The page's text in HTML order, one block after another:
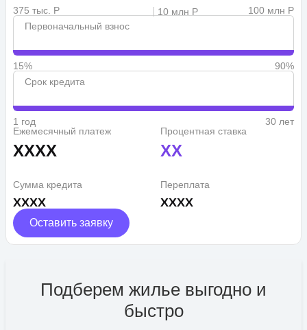
375 тыс. Р 10 млн Р
100 млн Р
Первоначальный взнос
15%
90%
Срок кредита
1 год
30 лет
Ежемесячный платеж
XXXX
Процентная ставка
XX
Сумма кредита
XXXX
Переплата
XXXX
Оставить заявку
Подберем жилье выгодно и
быстро